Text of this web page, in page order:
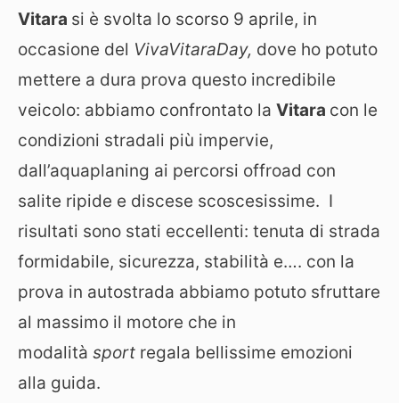
Vitara si è svolta lo scorso 9 aprile, in
occasione del VivaVitaraDay, dove ho potuto
mettere a dura prova questo incredibile
veicolo: abbiamo confrontato la Vitara con le
condizioni stradali più impervie,
dall’aquaplaning ai percorsi offroad con
salite ripide e discese scoscesissime. I
risultati sono stati eccellenti: tenuta di strada
formidabile, sicurezza, stabilità e…. con la
prova in autostrada abbiamo potuto sfruttare
al massimo il motore che in
modalità sport regala bellissime emozioni
alla guida.